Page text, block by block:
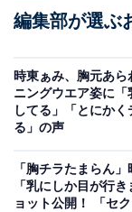
編集部が選ぶ
時東ぁみ、胸元あら
ニングウエア姿に「
してる」「とにかく
る」の声
「胸チラたまらん」
「乳にしか目が行
ョット公開！ 「セ